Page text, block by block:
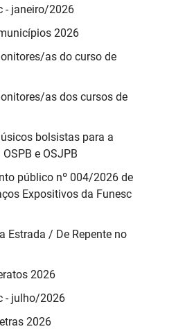
- janeiro/2026
2026
as do curso de
as dos cursos de
bolsistas para a
e OSJPB
público nº 004/2026 de
Expositivos da Funesc
Estrada / De Repente no
2026
- julho/2026
2026